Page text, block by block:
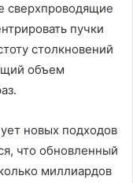
сверхпроводящие
пучки
столкновений
объем
новых подходов
что обновленный
миллиардов